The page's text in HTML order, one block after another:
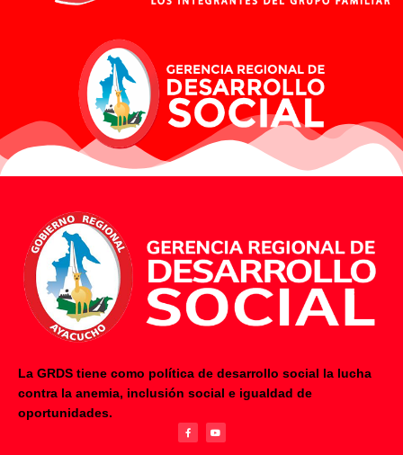
La GRDS tiene como política de desarrollo social la lucha
contra la anemia, inclusión social e igualdad de
oportunidades.
c
e
b
t
u